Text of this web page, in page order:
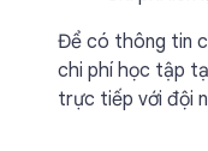
Để có thông tin
chi phí học tập
trực tiếp với đội